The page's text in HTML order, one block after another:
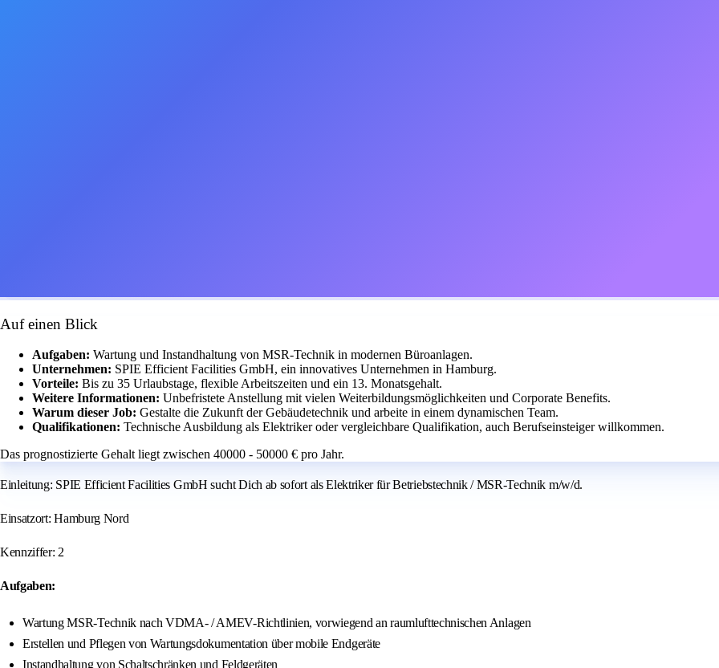
Auf einen Blick
Aufgaben: Wartung und Instandhaltung von MSR-Technik in modernen Büroanlagen.
Unternehmen: SPIE Efficient Facilities GmbH, ein innovatives Unternehmen in Hamburg.
Vorteile: Bis zu 35 Urlaubstage, flexible Arbeitszeiten und ein 13. Monatsgehalt.
Weitere Informationen: Unbefristete Anstellung mit vielen Weiterbildungsmöglichkeiten und Corporate Benefits.
Warum dieser Job: Gestalte die Zukunft der Gebäudetechnik und arbeite in einem dynamischen Team.
Qualifikationen: Technische Ausbildung als Elektriker oder vergleichbare Qualifikation, auch Berufseinsteiger willkommen.
Das prognostizierte Gehalt liegt zwischen 40000 - 50000 € pro Jahr.
Einleitung: SPIE Efficient Facilities GmbH sucht Dich ab sofort als Elektriker für Betriebstechnik / MSR-Technik m/w/d.
Einsatzort: Hamburg Nord
Kennziffer: 2
Aufgaben:
Wartung MSR-Technik nach VDMA- / AMEV-Richtlinien, vorwiegend an raumlufttechnischen Anlagen
Erstellen und Pflegen von Wartungsdokumentation über mobile Endgeräte
Instandhaltung von Schaltschränken und Feldgeräten